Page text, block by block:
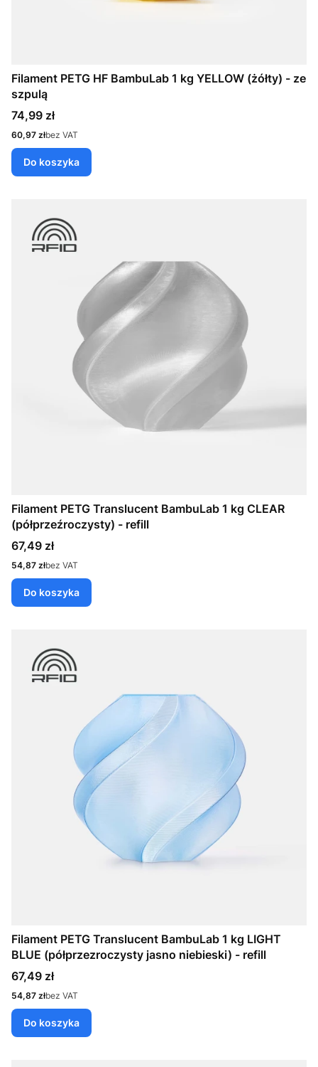
Filament PETG HF BambuLab 1 kg YELLOW (żółty) - ze
szpulą
Cena
74,99 zł
Cena
60,97 złbez VAT
Do koszyka
Filament PETG Translucent BambuLab 1 kg CLEAR
(półprzeźroczysty) - refill
Cena
67,49 zł
Cena
54,87 złbez VAT
Do koszyka
Filament PETG Translucent BambuLab 1 kg LIGHT
BLUE (półprzezroczysty jasno niebieski) - refill
Cena
67,49 zł
Cena
54,87 złbez VAT
Do koszyka